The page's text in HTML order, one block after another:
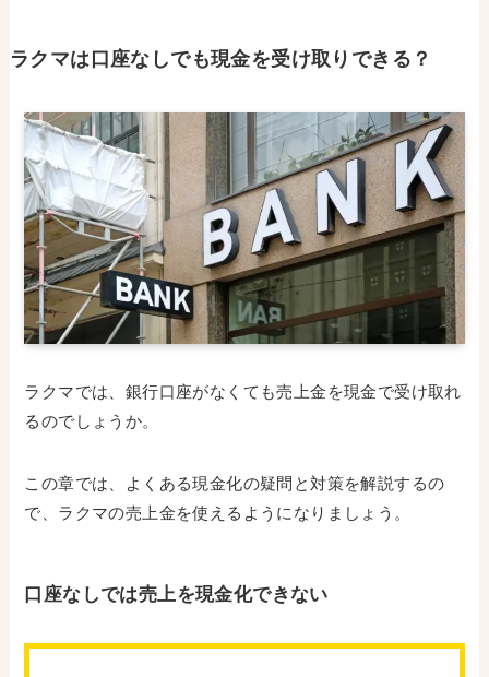
ラクマは口座なしでも現金を受け取りできる？
ラクマでは、銀行口座がなくても売上金を現金で受け取れ
るのでしょうか。
この章では、よくある現金化の疑問と対策を解説するの
で、ラクマの売上金を使えるようになりましょう。
口座なしでは売上を現金化できない